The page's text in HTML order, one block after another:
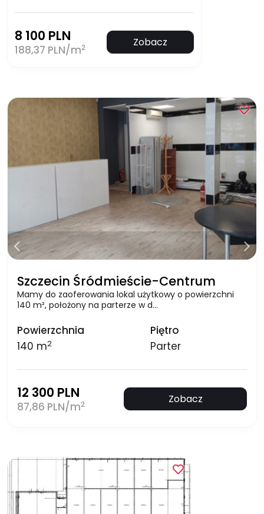
8 100 PLN
188,37 PLN/m2 Zobacz
Szczecin Śródmieście-Centrum
Mamy do zaoferowania lokal użytkowy o powierzchni
140 m², położony na parterze w d…
Powierzchnia
140 m2
Piętro
Parter
12 300 PLN
87,86 PLN/m2 Zobacz